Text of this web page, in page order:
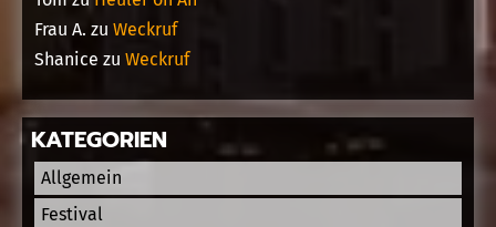
Frau A. zu Weckruf
Shanice zu Weckruf
KATEGORIEN
Allgemein
Festival